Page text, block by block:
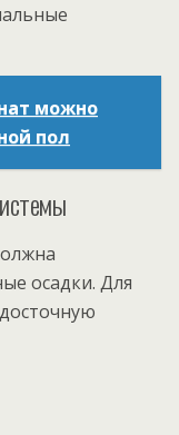
можно
пол
осадки. Для